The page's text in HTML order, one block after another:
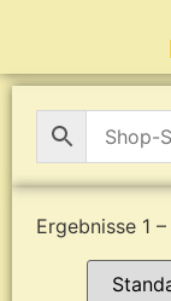
Ergebnisse 1